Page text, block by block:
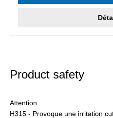
Product safety
Attention
H315 - Provoque une irritation